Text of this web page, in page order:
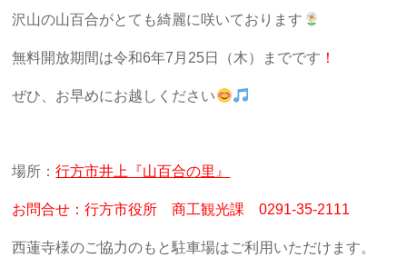
沢山の山百合がとても綺麗に咲いております
無料開放期間は令和6年7月25日（木）までです ！
ぜひ、お早めにお越しください
場所：行方市井上『山百合の里』
お問合せ：行方市役所 商工観光課 0291-35-2111
西蓮寺様のご協力のもと駐車場はご利用いただけます。